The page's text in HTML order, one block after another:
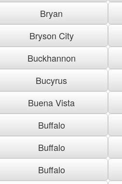
Bryan
Bryson City
Buckhannon
Bucyrus
Buena Vista
Buffalo
Buffalo
Buffalo